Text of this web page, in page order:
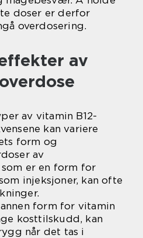
doser er derfor
overdosering.
av
av vitamin B12-
kan variere
form og
av
er en form for
injeksjoner, kan ofte
form for vitamin
kosttilskudd, kan
når det tas i